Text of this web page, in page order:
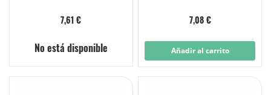
7,61 €
No está disponible
7,08 €
Añadir al carrito